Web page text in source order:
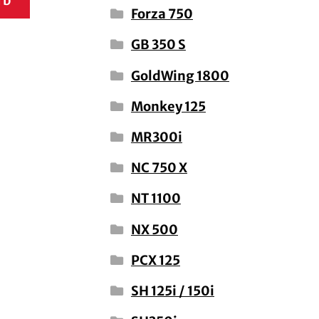
Forza 750
GB 350 S
GoldWing 1800
Monkey 125
MR300i
NC 750 X
NT 1100
NX 500
PCX 125
SH 125i / 150i